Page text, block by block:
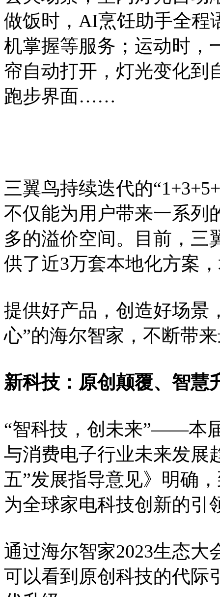
做饭时，AI烹饪助手全程
机掌握等服务；运动时，
帘自动打开，灯光变化到
跑步界面……
三翼鸟持续迭代的
不仅能为用户带来一系列
多的溢价空间。目前，三
供了近3万套本地化方案
提供好产品，创造好场
心”的海尔智家，不断带
新科技：原创颠覆、智慧
“智科技，创未来”——本
与消费电子行业未来发展
五”发展指导意见》明确
为全球家电科技创新的引
通过海尔智家2023生态
可以看到原创科技的代际